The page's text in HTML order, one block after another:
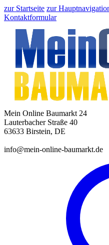
zur Startseite zur
Kontaktformular
Mein Online Baumarkt 24
Lauterbacher Straße 40
63633 Birstein, DE
info@mein-online-baumarkt.de